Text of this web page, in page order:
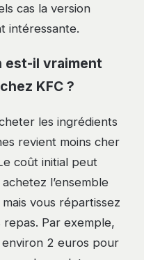
cas la version
intéressante.
est-il vraiment
KFC ?
les ingrédients
revient moins cher
coût initial peut
l’ensemble
vous répartissez
Par exemple,
2 euros pour